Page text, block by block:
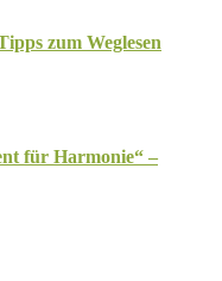
zum Weglesen
für Harmonie“ –